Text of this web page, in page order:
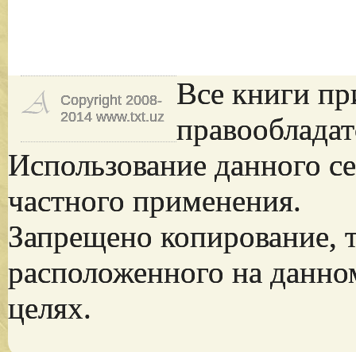
Copyright 2008-
2014 www.txt.uz
Все книги
Использование данного
частного применения.
Запрещено копирование,
расположенного на
целях.